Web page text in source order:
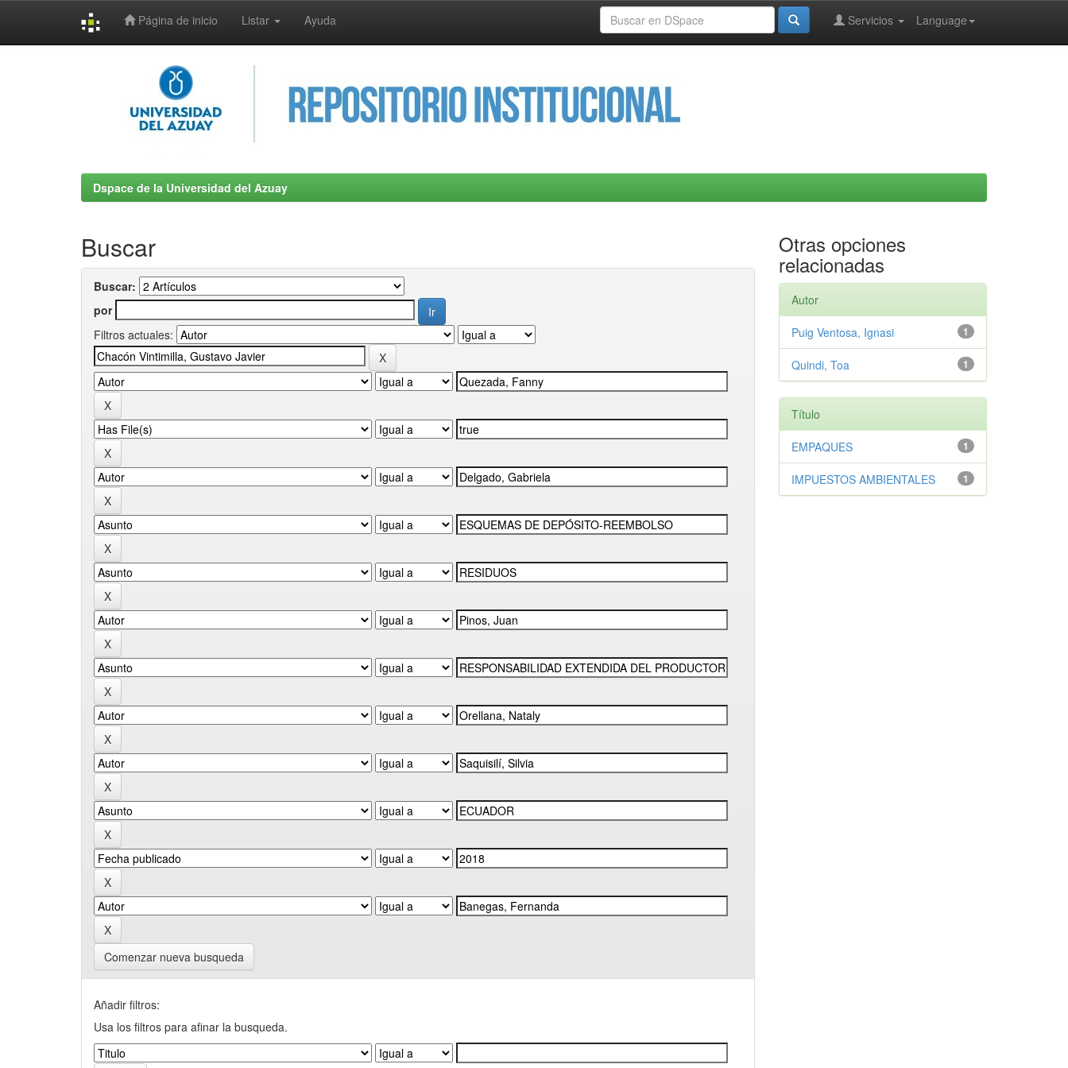
Página de inicio Listar Ayuda Language
Servicios
Dspace de la Universidad del Azuay
Buscar
Buscar:
por
Filtros actuales:
Comenzar nueva busqueda
Añadir filtros:
Usa los filtros para afinar la busqueda.
Otras opciones
relacionadas
Autor
1
Puig Ventosa, Ignasi
1
Quindi, Toa
Título
1
EMPAQUES
1
IMPUESTOS AMBIENTALES